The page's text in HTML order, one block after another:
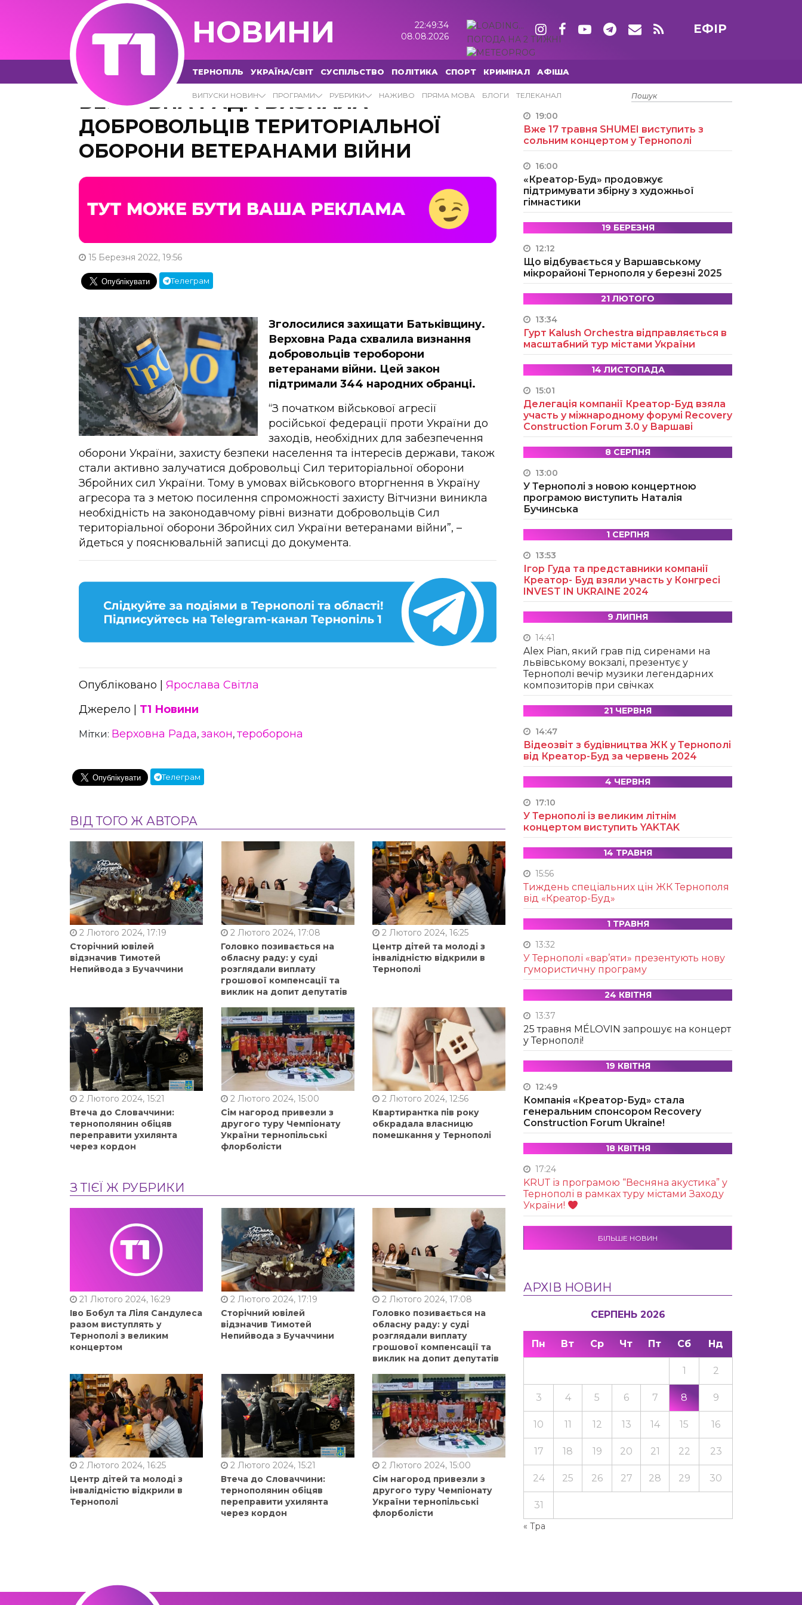
НОВИНИ
22:49:35
08.08.2026
ПОГОДА НА 2 ТИЖНІ
ЕФІР
ТЕРНОПІЛЬ УКРАЇНА/СВІТ СУСПІЛЬСТВО ПОЛІТИКА СПОРТ КРИМІНАЛ АФІША
ВИПУСКИ НОВИН ПРОГРАМИ РУБРИКИ НАЖИВО ПРЯМА МОВА БЛОГИ ТЕЛЕКАНАЛ
ВЕРХОВНА РАДА ВИЗНАЛА
ДОБРОВОЛЬЦІВ ТЕРИТОРІАЛЬНОЇ
ОБОРОНИ ВЕТЕРАНАМИ ВІЙНИ
15 Березня 2022, 19:56
Телеграм
Зголосилися захищати Батьківщину.
Верховна Рада схвалила визнання
добровольців тероборони
ветеранами війни. Цей закон
підтримали 344 народних обранці.
“З початком військової агресії
російської федерації проти України до
заходів, необхідних для забезпечення
оборони України, захисту безпеки населення та інтересів держави, також
стали активно залучатися добровольці Сил територіальної оборони
Збройних сил України. Тому в умовах військового вторгнення в Україну
агресора та з метою посилення спроможності захисту Вітчизни виникла
необхідність на законодавчому рівні визнати добровольців Сил
територіальної оборони Збройних сил України ветеранами війни”, –
йдеться у пояснювальній записці до документа.
Опубліковано | Ярослава Світла
Джерело | Т1 Новини
Мітки: Верховна Рада, закон, тероборона
Телеграм
ВІД ТОГО Ж АВТОРА
2 Лютого 2024, 17:19
Сторічний ювілей
відзначив Тимотей
Непийвода з Бучаччини
2 Лютого 2024, 17:08
Головко позивається на
обласну раду: у суді
розглядали виплату
грошової компенсації та
виклик на допит депутатів
2 Лютого 2024, 16:25
Центр дітей та молоді з
інвалідністю відкрили в
Тернополі
2 Лютого 2024, 15:21
Втеча до Словаччини:
тернополянин обіцяв
переправити ухилянта
через кордон
2 Лютого 2024, 15:00
Сім нагород привезли з
другого туру Чемпіонату
України тернопільські
флорболісти
2 Лютого 2024, 12:56
Квартирантка пів року
обкрадала власницю
помешкання у Тернополі
З ТІЄЇ Ж РУБРИКИ
21 Лютого 2024, 16:29
Іво Бобул та Ліля Сандулеса
разом виступлять у
Тернополі з великим
концертом
2 Лютого 2024, 17:19
Сторічний ювілей
відзначив Тимотей
Непийвода з Бучаччини
2 Лютого 2024, 17:08
Головко позивається на
обласну раду: у суді
розглядали виплату
грошової компенсації та
виклик на допит депутатів
2 Лютого 2024, 16:25
Центр дітей та молоді з
інвалідністю відкрили в
Тернополі
2 Лютого 2024, 15:21
Втеча до Словаччини:
тернополянин обіцяв
переправити ухилянта
через кордон
2 Лютого 2024, 15:00
Сім нагород привезли з
другого туру Чемпіонату
України тернопільські
флорболісти
15 ТРАВНЯ
19:00
Вже 17 травня SHUMEI виступить з
сольним концертом у Тернополі
16:00
«Креатор-Буд» продовжує
підтримувати збірну з художньої
гімнастики
19 БЕРЕЗНЯ
12:12
Що відбувається у Варшавському
мікрорайоні Тернополя у березні 2025
21 ЛЮТОГО
13:34
Гурт Kalush Orchestra відправляється в
масштабний тур містами України
14 ЛИСТОПАДА
15:01
Делегація компанії Креатор-Буд взяла
участь у міжнародному форумі Recovery
Construction Forum 3.0 у Варшаві
8 СЕРПНЯ
13:00
У Тернополі з новою концертною
програмою виступить Наталія
Бучинська
1 СЕРПНЯ
13:53
Ігор Гуда та представники компанії
Креатор- Буд взяли участь у Конгресі
INVEST IN UKRAINE 2024
9 ЛИПНЯ
14:41
Alex Pian, який грав під сиренами на
львівському вокзалі, презентує у
Тернополі вечір музики легендарних
композиторів при свічках
21 ЧЕРВНЯ
14:47
Відеозвіт з будівництва ЖК у Тернополі
від Креатор-Буд за червень 2024
4 ЧЕРВНЯ
17:10
У Тернополі із великим літнім
концертом виступить YAKTAK
14 ТРАВНЯ
15:56
Тиждень спеціальних цін ЖК Тернополя
від «Креатор-Буд»
1 ТРАВНЯ
13:32
У Тернополі «вар’яти» презентують нову
гумористичну програму
24 КВІТНЯ
13:37
25 травня MÉLOVIN запрошує на концерт
у Тернополі!
19 КВІТНЯ
12:49
Компанія «Креатор-Буд» стала
генеральним спонсором Recovery
Construction Forum Ukraine!
18 КВІТНЯ
17:24
KRUТ із програмою “Весняна акустика” у
Тернополі в рамках туру містами Заходу
України!
БІЛЬШЕ НОВИН
АРХІВ НОВИН
СЕРПЕНЬ 2026
Пн Вт Ср Чт Пт Сб Нд
« Тра
1 2
3 4 5 6 7 8 9
10 11 12 13 14 15 16
17 18 19 20 21 22 23
24 25 26 27 28 29 30
31